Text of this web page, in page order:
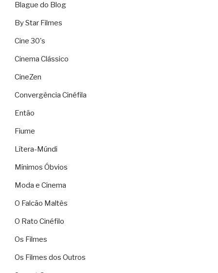
Blague do Blog
By Star Filmes
Cine 30's
Cinema Clássico
CineZen
Convergência Cinéfila
Então
Fiume
Lítera-Múndi
Mínimos Óbvios
Moda e Cinema
O Falcão Maltês
O Rato Cinéfilo
Os Filmes
Os Filmes dos Outros